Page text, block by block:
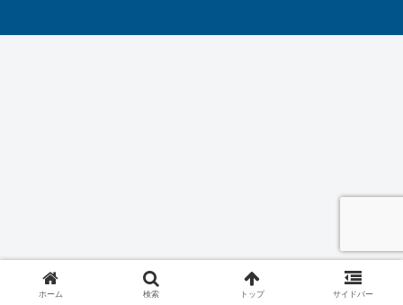
ホーム 検索 トップ サイドバー